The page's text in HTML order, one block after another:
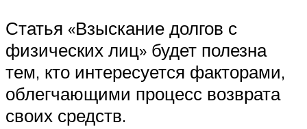
Статья «Взыскание долгов с
физических лиц» будет полезна
тем, кто интересуется факторами,
облегчающими процесс возврата
своих средств.